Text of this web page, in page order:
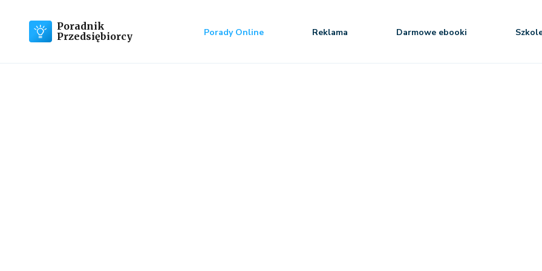
Poradnik
Przedsiębiorcy
Porady Online Reklama Darmowe ebooki